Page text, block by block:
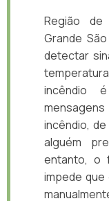
Região
Grande
detectar
incêndio
incêndio,
alguém
entanto, o
impede